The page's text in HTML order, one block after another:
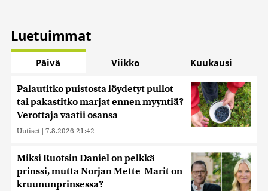
Luetuimmat
Päivä Viikko Kuukausi
Palautitko puistosta löydetyt pullot
tai pakastitko marjat ennen myyntiä?
Verottaja vaatii osansa
Uutiset | 7.8.2026 21:42
Miksi Ruotsin Daniel on pelkkä
prinssi, mutta Norjan Mette-Marit on
kruununprinsessa?